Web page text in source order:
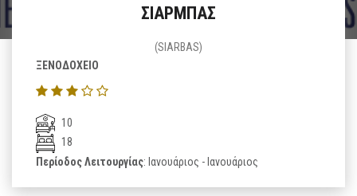
ΣΙΑΡΜΠΑΣ
(SIARBAS)
ΞΕΝΟΔΟΧΕΙΟ
10
18
Περίοδος Λειτουργίας: Ιανουάριος - Ιανουάριος